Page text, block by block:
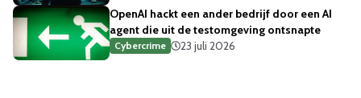
OpenAI hackt een ander bedrijf door een AI
agent die uit de testomgeving ontsnapte
Cybercrime 23 juli 2026